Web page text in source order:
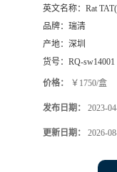
英文名称： Rat
品牌： 瑞清
产地： 深圳
货号： RQ-sw14001
价格： ￥1750/盒
发布日期： 2023-
更新日期： 2026-